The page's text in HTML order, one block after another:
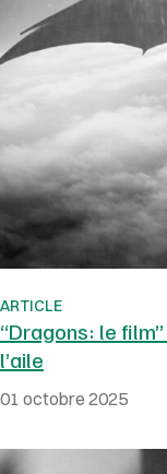
ARTICLE
“Dragons: le
l’aile
01 octobre 2025